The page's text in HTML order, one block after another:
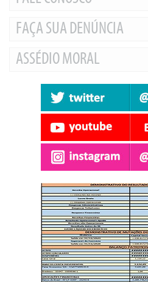
FAÇA SUA DENÚNCIA
ASSÉDIO MORAL